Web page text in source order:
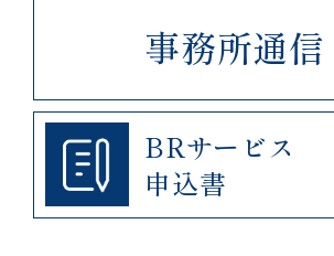
事務所通信
BRサービス
申込書